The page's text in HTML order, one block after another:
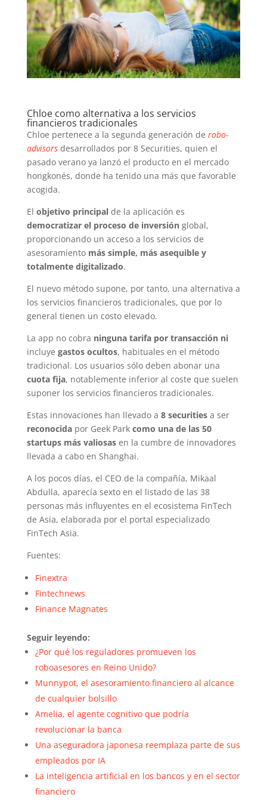
Chloe como alternativa a los servicios
financieros tradicionales
Chloe pertenece a la segunda generación de robo-
advisorsdesarrollados por 8 Securities, quien el
pasado verano ya lanzó el producto en el mercado
hongkonés, donde ha tenido una más que favorable
acogida.
El objetivo principalde la aplicación es
democratizar el proceso de inversiónglobal,
proporcionando un acceso a los servicios de
asesoramientomás simple, más asequible y
totalmente digitalizado.
El nuevo método supone, por tanto, una alternativa a
los servicios financieros tradicionales, que por lo
general tienen un costo elevado.
La app no cobra ninguna tarifa por transacción ni
incluye gastos ocultos, habituales en el método
tradicional. Los usuarios sólo deben abonar una
cuota fija, notablemente inferior al coste que suelen
suponer los servicios financieros tradicionales.
Estas innovaciones han llevado a 8 securitiesa ser
reconocidapor Geek Park como una de las 50
startups más valiosas en la cumbre de innovadores
llevada a cabo en Shanghai.
A los pocos días, el CEO de la compañía, Mikaal
Abdulla, aparecía sexto en el listado de las 38
personas más influyentes en el ecosistema FinTech
de Asia, elaborada por el portal especializado
FinTech Asia.
Fuentes:
Finextra
Fintechnews
Finance Magnates
Seguir leyendo:
¿Por qué los reguladores promueven los
roboasesores en Reino Unido?
Munnypot, el asesoramiento financiero al alcance
de cualquier bolsillo
Amelia, el agente cognitivo que podría
revolucionar la banca
Una aseguradora japonesa reemplaza parte de sus
empleados por IA
La inteligencia artificial en los bancos y en el sector
financiero